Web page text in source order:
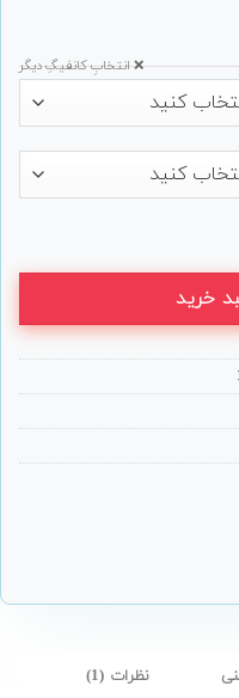
❌ انتخابِ کانفیگِ دیگر
خرید
نظرات (1)